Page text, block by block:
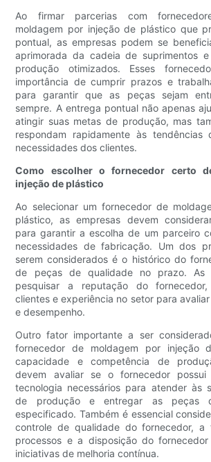
Ao firmar parcerias com
moldagem por injeção de plástico que
pontual, as empresas podem se
aprimorada da cadeia de suprimentos
produção otimizados. Esses
importância de cumprir prazos e
para garantir que as peças sejam
sempre. A entrega pontual não apenas
atingir suas metas de produção, mas
respondam rapidamente às
necessidades dos clientes.
Como escolher o fornecedor certo
injeção de plástico
Ao selecionar um fornecedor de
plástico, as empresas devem
para garantir a escolha de um parceiro
necessidades de fabricação. Um dos
serem considerados é o histórico do
de peças de qualidade no prazo. As
pesquisar a reputação do
clientes e experiência no setor para
e desempenho.
Outro fator importante a ser
fornecedor de moldagem por injeção
capacidade e competência de
devem avaliar se o fornecedor
tecnologia necessários para atender às
de produção e entregar as peças
especificado. Também é essencial
controle de qualidade do fornecedor, a
processos e a disposição do
iniciativas de melhoria contínua.